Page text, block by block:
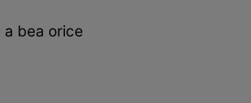
bea orice